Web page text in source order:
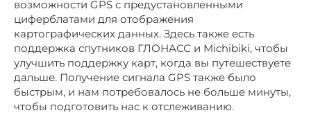
возможности GPS с предустановленными
циферблатами для отображения
картографических данных. Здесь также есть
поддержка спутников ГЛОНАСС и Michibiki, чтобы
улучшить поддержку карт, когда вы путешествуете
дальше. Получение сигнала GPS также было
быстрым, и нам потребовалось не больше минуты,
чтобы подготовить нас к отслеживанию.